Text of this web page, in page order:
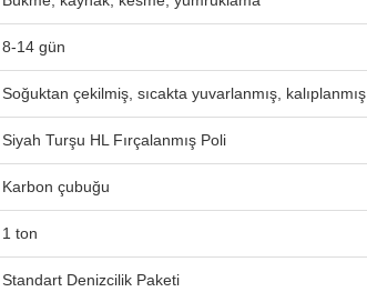
8-14 gün
Soğuktan çekilmiş, sıcakta yuvarlanmış, kalıplanmış
Siyah Turşu HL Fırçalanmış Poli
Karbon çubuğu
1 ton
Standart Denizcilik Paketi